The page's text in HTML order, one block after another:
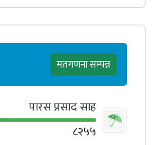
मतगणना सम्पन्न
पारस प्रसाद साह
८२५५